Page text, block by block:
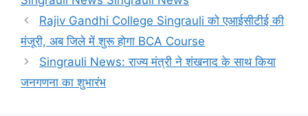
Rajiv Gandhi College Singrauli को एआईसीटीई की
मंजूरी, अब जिले में शुरू होगा BCA Course
Singrauli News: राज्य मंत्री ने शंखनाद के साथ किया
जनगणना का शुभारंभ